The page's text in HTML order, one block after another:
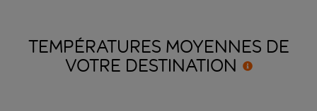
TEMPÉRATURES MOYENNES DE
VOTRE DESTINATION